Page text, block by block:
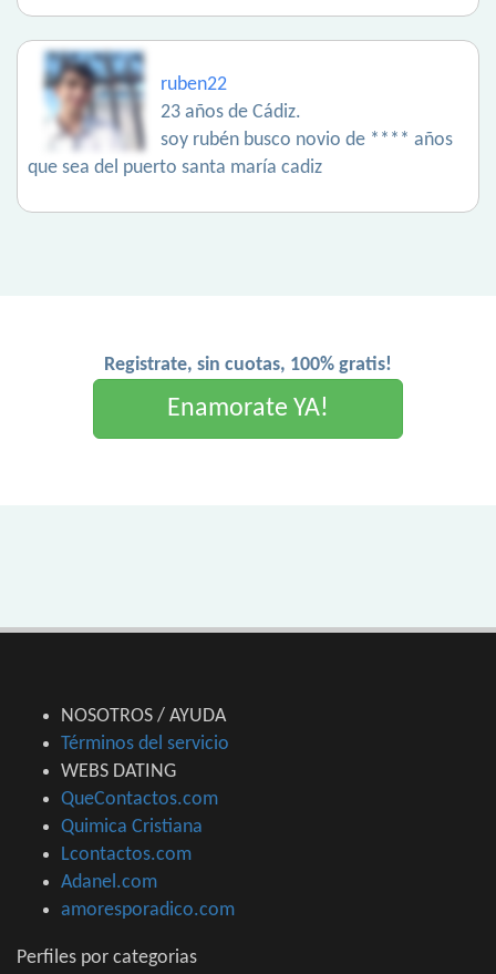
ruben22
23 años de Cádiz.
soy rubén busco novio de **** años
que sea del puerto santa maría cadiz
Registrate, sin cuotas, 100% gratis!
Enamorate YA!
NOSOTROS / AYUDA
Términos del servicio
WEBS DATING
QueContactos.com
Quimica Cristiana
Lcontactos.com
Adanel.com
amoresporadico.com
Perfiles por categorias